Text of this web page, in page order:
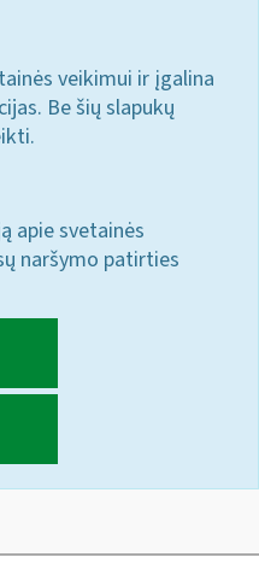
veikimui ir įgalina
Be šių slapukų
apie svetainės
naršymo patirties